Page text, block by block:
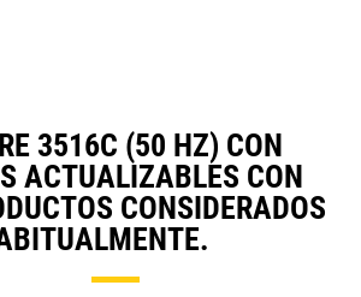
3516C (50 HZ) CON
ACTUALIZABLES CON
CONSIDERADOS